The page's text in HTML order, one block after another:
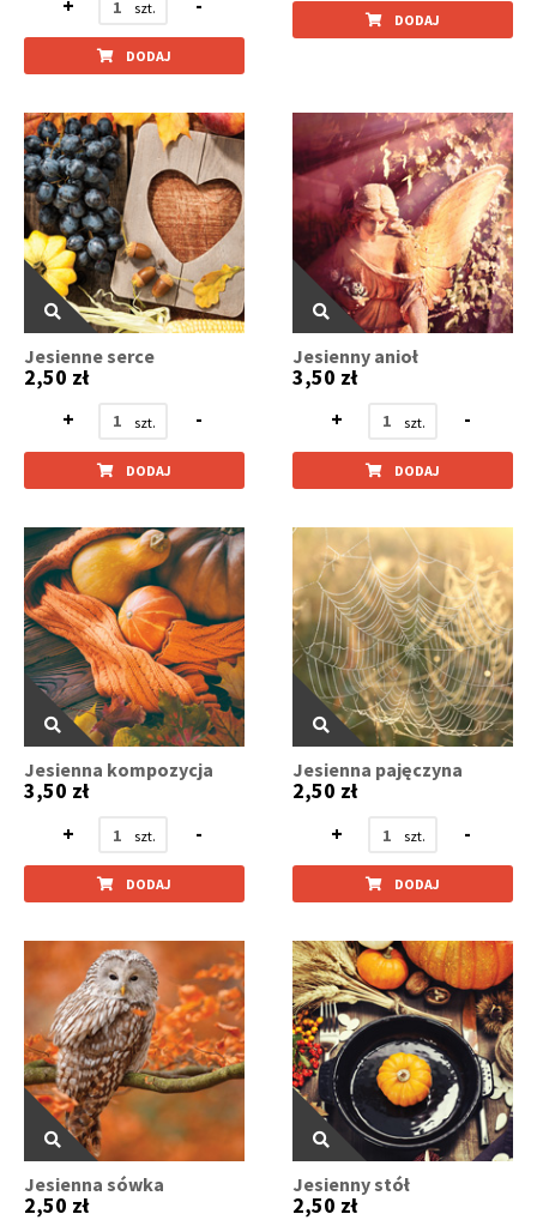
DODAJ
DODAJ
Jesienne serce
2,50 zł
+
-
DODAJ
Jesienny anioł
3,50 zł
+
-
DODAJ
Jesienna kompozycja
3,50 zł
+
-
DODAJ
Jesienna pajęczyna
2,50 zł
+
-
DODAJ
Jesienna sówka
2,50 zł
Jesienny stół
2,50 zł